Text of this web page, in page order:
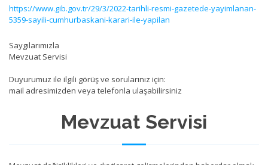
Mevzuat Servisi
https://www.gib.gov.tr/29/3/2022-tarihli-resmi-gazetede-yayimlanan-
5359-sayili-cumhurbaskani-karari-ile-yapilan
Saygılarımızla
Mevzuat Servisi
Duyurumuz ile ilgili görüş ve sorularınız için:
mail adresimizden veya telefonla ulaşabilirsiniz